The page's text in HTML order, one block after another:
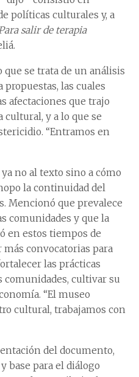
políticas culturales y, a
Para salir de terapia
que se trata de un análisis
propuestas, las cuales
afectaciones que trajo
cultural, y a lo que se
“Entramos en
no al texto sino a cómo
la continuidad del
Mencionó que prevalece
comunidades y que la
en estos tiempos de
convocatorias para
las prácticas
comunidades, cultivar su
“El museo
cultural, trabajamos con
del documento,
base para el diálogo